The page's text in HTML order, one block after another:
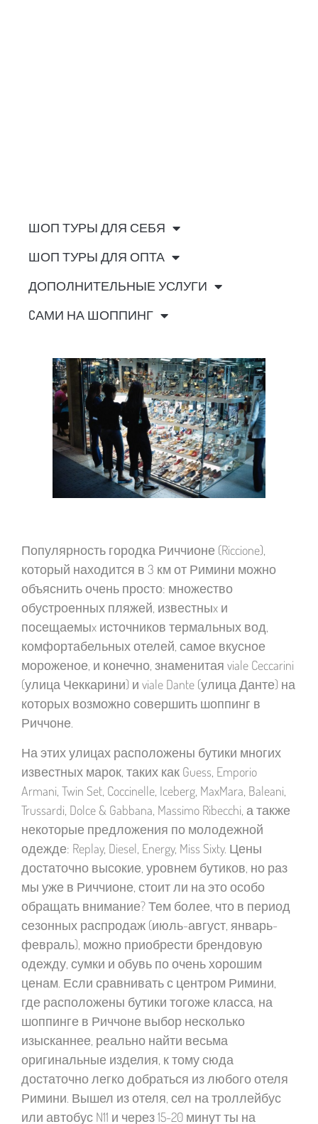
Популярность городка Риччионе (Riccione),
который находится в 3 км от Римини можно
объяснить очень просто: множество
обустроенных пляжей, известныx и
посещаемыx источников термальных вод,
комфортабельных отелей, самое вкусное
мороженое, и конечно, знаменитая viale Ceccarini
(улица Чеккарини) и viale Dante (улица Данте) на
которых возможно совершить шоппинг в
Риччоне.
На этих улицах расположены бутики многих
известных марок, таких как Guess, Emporio
Armani, Twin Set, Coccinelle, Iceberg, MaxMara, Baleani,
Trussardi, Dolce & Gabbana, Massimo Ribecchi, а также
некоторые предложения по молодежной
одежде: Replay, Diesel, Energy, Miss Sixty. Цены
достаточно высокие, уровнем бутиков, но раз
мы уже в Риччионе, стоит ли на это особо
обращать внимание? Тем более, что в период
сезонных распродаж (июль-август, январь-
февраль), можно приобрести брендовую
одежду, сумки и обувь по очень хорошим
ценам. Если сравнивать с центром Римини,
где расположены бутики тогоже класса, на
шоппинге в Риччоне выбор несколько
изысканнее, реально найти весьма
оригинальные изделия, к тому сюда
достаточно легко добраться из любого отеля
Римини. Вышел из отеля, сел на троллейбус
или автобус N11 и через 15-20 минут ты на
ШОП ТУРЫ ДЛЯ СЕБЯ
ШОП ТУРЫ ДЛЯ ОПТА
ДОПОЛНИТЕЛЬНЫЕ УСЛУГИ
CАМИ НА ШОППИНГ